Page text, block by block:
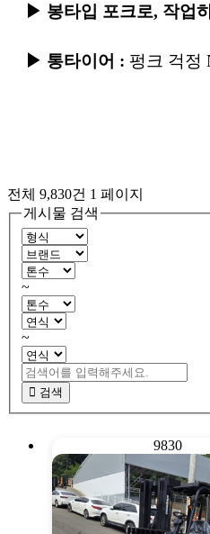
▶ 봉타입 포크로, 작업
▶ 통타이어 : 펑크 걱정
전체 9,830건 1 페이지
게시물 검색
~
~
검색
9830